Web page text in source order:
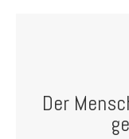
Der